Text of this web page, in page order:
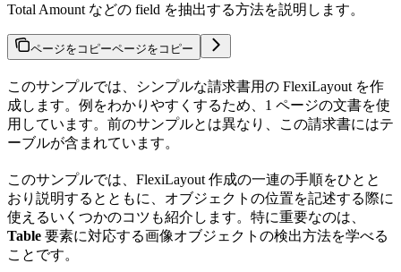
Total Amount などの field を抽出する方法を説明します。
ページをコピーページをコピー
このサンプルでは、シンプルな請求書用の FlexiLayout を作
成します。例をわかりやすくするため、1 ページの文書を使
用しています。前のサンプルとは異なり、この請求書にはテ
ーブルが含まれています。
このサンプルでは、FlexiLayout 作成の一連の手順をひとと
おり説明するとともに、オブジェクトの位置を記述する際に
使えるいくつかのコツも紹介します。特に重要なのは、
Table 要素に対応する画像オブジェクトの検出方法を学べる
ことです。